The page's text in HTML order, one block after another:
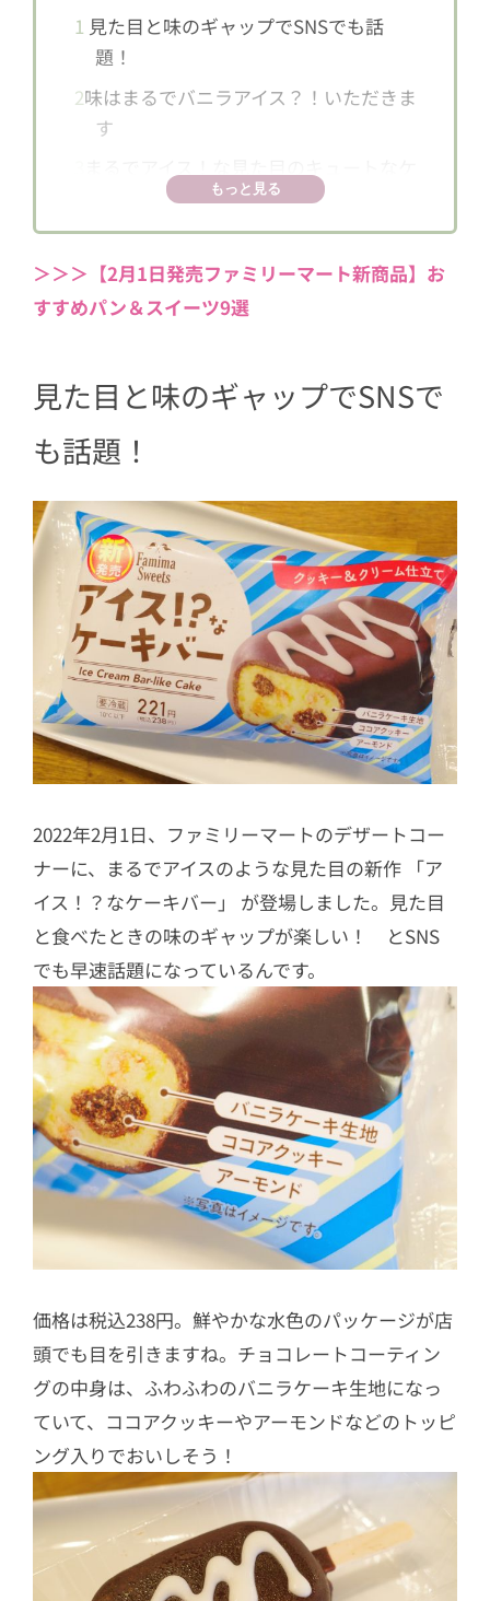
1 見た目と味のギャップでSNSでも話
題！
2味はまるでバニラアイス？！いただきま
す
ーキバー
もっと見る
＞＞＞【2月1日発売ファミリーマート新商品】お
すすめパン＆スイーツ9選
見た目と味のギャップでSNSで
も話題！
2022年2月1日、ファミリーマートのデザートコー
ナーに、まるでアイスのような見た目の新作 「ア
イス！？なケーキバー」 が登場しました。見た目
と食べたときの味のギャップが楽しい！ とSNS
でも早速話題になっているんです。
価格は税込238円。鮮やかな水色のパッケージが店
頭でも目を引きますね。チョコレートコーティン
グの中身は、ふわふわのバニラケーキ生地になっ
ていて、ココアクッキーやアーモンドなどのトッピ
ング入りでおいしそう！